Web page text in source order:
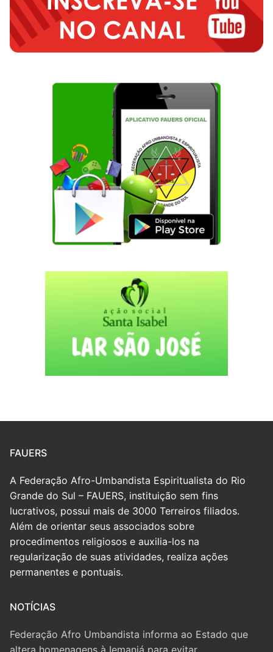
FAUERS
A Federação Afro-Umbandista Espiritualista do Rio
Grande do Sul – FAUERS, instituição sem fins
lucrativos, possui mais de 3000 Terreiros filiados.
Além de orientar seus associados sobre
procedimentos religiosos e auxilia-los na
regularização de suas atividades, realiza ações
permanentes e pontuais.
NOTÍCIAS
Federação Afro Umbandista informa ao Estado que
altera homenagens à Iemanjá para evitar